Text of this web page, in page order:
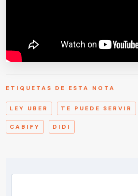
ETIQUETAS DE ESTA NOTA
LEY UBER TE PUEDE SERVIR
CABIFY DIDI